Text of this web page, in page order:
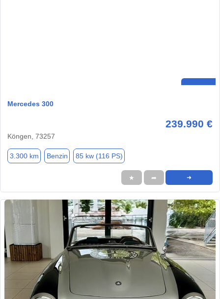
Mercedes 300
239.990 €
Köngen, 73257
3.300 km Benzin 85 kw (116 PS)
★ ➦ ➜